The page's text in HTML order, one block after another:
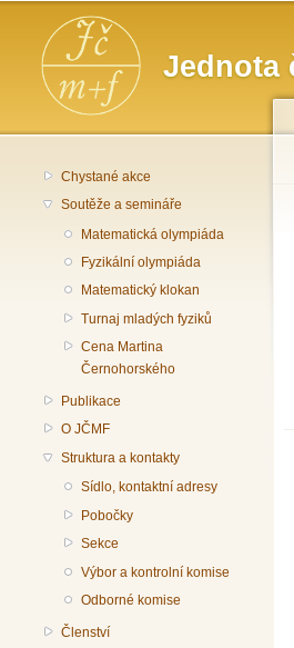
Jednota
Hlavní menu
Chystané akce
Soutěže a semináře
Matematická olympiáda
Fyzikální olympiáda
Matematický klokan
Turnaj mladých fyziků
Cena Martina
Černohorského
Publikace
O JČMF
Struktura a kontakty
Sídlo, kontaktní adresy
Pobočky
Sekce
Výbor a kontrolní komise
Odborné komise
Členství